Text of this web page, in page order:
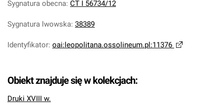
Sygnatura obecna: CT I 56734/12
Sygnatura lwowska: 38389
Identyfikator: oai:leopolitana.ossolineum.pl:11376
Obiekt znajduje się w kolekcjach:
Druki XVIII w.